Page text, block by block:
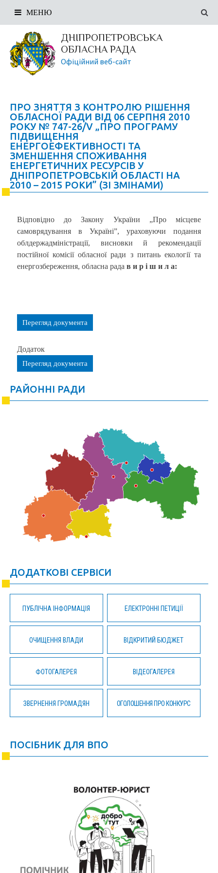
ДНІПРОПЕТРОВСЬКА
ОБЛАСНА РАДА
Офіційний веб-сайт
МЕНЮ
ПРО ЗНЯТТЯ З КОНТРОЛЮ РІШЕННЯ
ОБЛАСНОЇ РАДИ ВІД 06 СЕРПНЯ 2010
РОКУ № 747-26/V „ПРО ПРОГРАМУ
ПІДВИЩЕННЯ
ЕНЕРГОЕФЕКТИВНОСТІ ТА
ЗМЕНШЕННЯ СПОЖИВАННЯ
ЕНЕРГЕТИЧНИХ РЕСУРСІВ У
ДНІПРОПЕТРОВСЬКІЙ ОБЛАСТІ НА
2010 – 2015 РОКИ” (ЗІ ЗМІНАМИ)
Відповідно до Закону України „Про місцеве
самоврядування в Україні”, ураховуючи подання
облдержадміністрації, висновки й рекомендації
постійної комісії обласної ради з питань екології та
енергозбереження, обласна рада в и р і ш и л а:
Перегляд документа
Додаток
Перегляд документа
РАЙОННІ РАДИ
ДОДАТКОВІ СЕРВІСИ
ПУБЛІЧНА ІНФОРМАЦІЯ ЕЛЕКТРОННІ ПЕТИЦІЇ
ОЧИЩЕННЯ ВЛАДИ ВІДКРИТИЙ БЮДЖЕТ
ФОТОГАЛЕРЕЯ ВІДЕОГАЛЕРЕЯ
ЗВЕРНЕННЯ ГРОМАДЯН ОГОЛОШЕННЯ ПРО КОНКУРС
ПОСІБНИК ДЛЯ ВПО